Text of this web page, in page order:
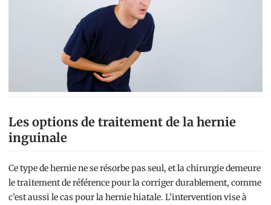
Les options de traitement de la hernie
inguinale
Ce type de hernie ne se résorbe pas seul, et la chirurgie demeure
le traitement de référence pour la corriger durablement, comme
c’est aussi le cas pour la hernie hiatale. L’intervention vise à